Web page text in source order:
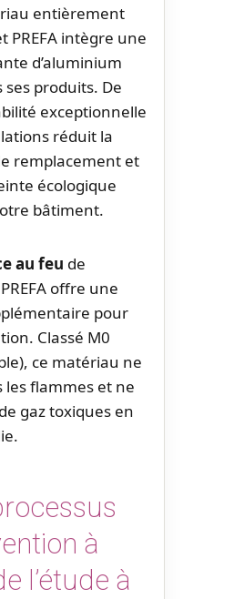
entièrement
PREFA intègre une
d’aluminium
ses produits. De
exceptionnelle
réduit la
remplacement et
écologique
bâtiment.
au feu de
offre une
pour
Classé M0
ce matériau ne
les flammes et ne
gaz toxiques en
à
l’étude à